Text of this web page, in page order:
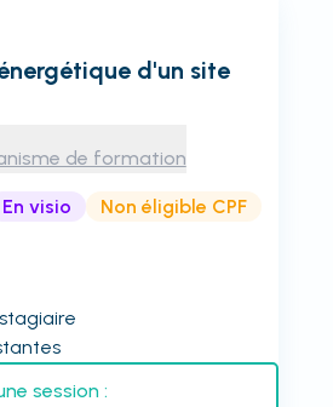
d'un site
de formation
En visio Non éligible CPF
session :